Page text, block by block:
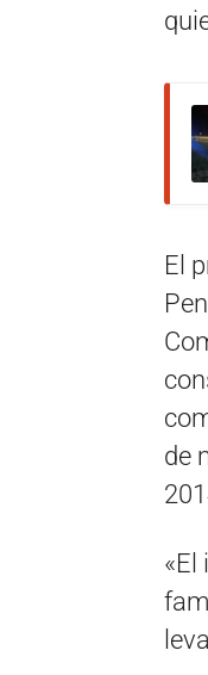
El
de
«El